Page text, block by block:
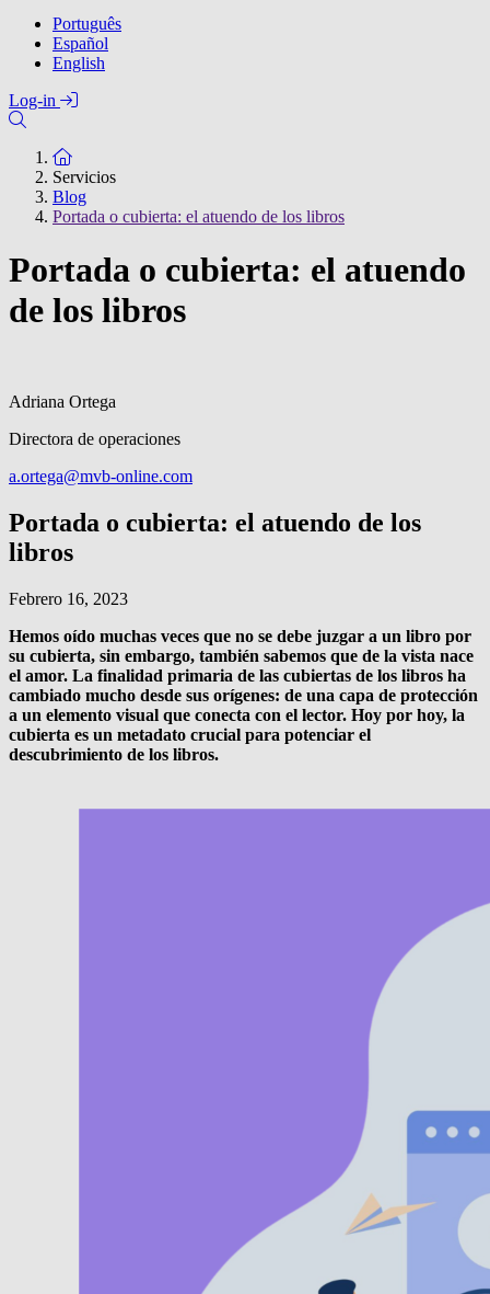
Português
Español
English
Log-in
To the homepage
Servicios
Blog
Portada o cubierta: el atuendo de los libros
Portada o cubierta: el atuendo
de los libros
Adriana Ortega
Directora de operaciones
a.ortega@mvb-online.com
Portada o cubierta: el atuendo de los
libros
Febrero 16, 2023
Hemos oído muchas veces que no se debe juzgar a un libro por
su cubierta, sin embargo, también sabemos que de la vista nace
el amor. La finalidad primaria de las cubiertas de los libros ha
cambiado mucho desde sus orígenes: de una capa de protección
a un elemento visual que conecta con el lector. Hoy por hoy, la
cubierta es un metadato crucial para potenciar el
descubrimiento de los libros.